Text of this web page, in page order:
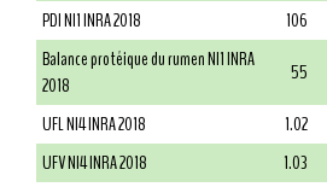
PDI NI1 INRA 2018
106
Balance protéique du rumen NI1 INRA
2018
55
UFL NI4 INRA 2018
1.02
UFV NI4 INRA 2018
1.03